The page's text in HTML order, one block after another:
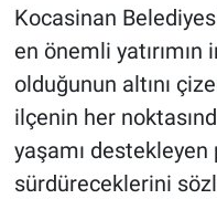
Kocasinan
en önemli yatırımın
olduğunun altını
ilçenin her
yaşamı
sürdüreceklerini